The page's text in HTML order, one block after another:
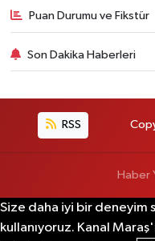
Puan Durumu ve Fikstür
Son Dakika Haberleri
RSS
Haber
Size daha iyi bir
kullanıyoruz. Kanal